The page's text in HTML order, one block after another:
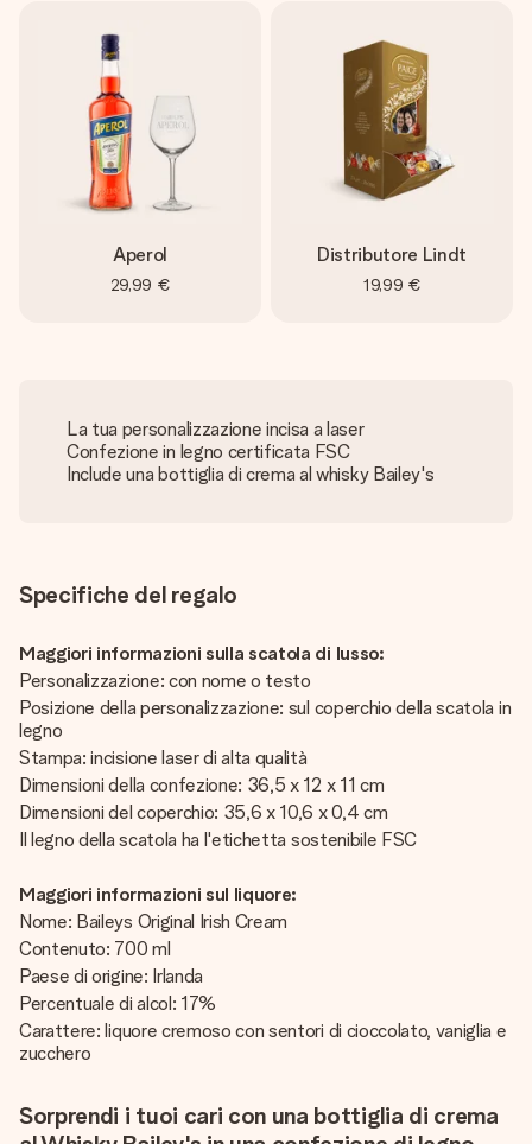
Aperol
29,99 €
Distributore Lindt
19,99 €
La tua personalizzazione incisa a laser
Confezione in legno certificata FSC
Include una bottiglia di crema al whisky Bailey's
Specifiche del regalo
Maggiori informazioni sulla scatola di lusso:
Personalizzazione: con nome o testo
Posizione della personalizzazione: sul coperchio della scatola in
legno
Stampa: incisione laser di alta qualità
Dimensioni della confezione: 36,5 x 12 x 11 cm
Dimensioni del coperchio: 35,6 x 10,6 x 0,4 cm
Il legno della scatola ha l'etichetta sostenibile FSC
Maggiori informazioni sul liquore:
Nome: Baileys Original Irish Cream
Contenuto: 700 ml
Paese di origine: Irlanda
Percentuale di alcol: 17%
Carattere: liquore cremoso con sentori di cioccolato, vaniglia e
zucchero
Sorprendi i tuoi cari con una bottiglia di crema